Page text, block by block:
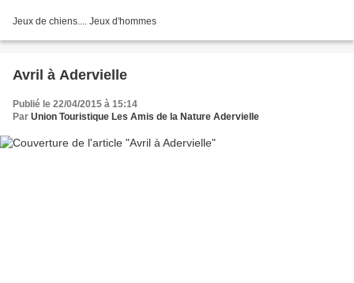
Jeux de chiens.... Jeux d'hommes
Avril à Adervielle
Publié le 22/04/2015 à 15:14
Par Union Touristique Les Amis de la Nature Adervielle